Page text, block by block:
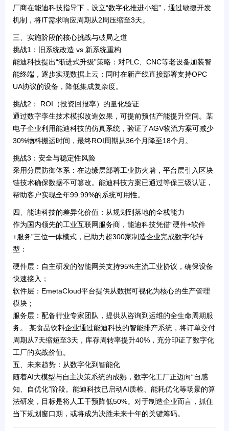
厂商在能迪科技指导下，设立“数字化推进小组”，通过敏捷开发
机制，将IT需求响应周期从2周压缩至3天。
三、实施阶段的核心挑战与破局之道
挑战1：旧系统改造 vs 新系统重构
能迪科技提出“渐进式升级”策略：对PLC、CNC等老设备加装智
能终端，逐步实现数据上云；同时在新产线直接部署支持OPC
UA协议的设备，降低集成复杂度。
挑战2： ROI（投资回报率）的量化验证
通过数字孪生技术模拟改造效果，可提前预估产能提升空间。某
电子企业利用能迪科技的仿真系统，验证了AGV物流方案可减少
30%物料搬运时间，最终ROI周期从36个月降至18个月。
挑战3：安全与稳定性风险
采用分层防御体系 ：在边缘层部署工业防火墙，平台层引入区块
链技术确保数据不可篡改。能迪科技方案已通过等保三级认证，
帮助客户实现全年99.99%的系统可用性。
四、能迪科技的差异化价值：从规划到落地的全栈能力
作为国内领先的工业互联网服务商，能迪科技凭借“硬件+软件
+服务”三位一体模式，已助力超300家制造企业完成数字化转
型：
硬件层 ：自主研发的智能网关支持95%主流工业协议，确保设备
快速接入；
软件层 ：EmetaCloud平台提供从数据可视化为核心的生产管理
模块；
服务层 ：配备行业专家团队，提供从咨询到运维的全生命周期服
务。 某食品饮料企业通过能迪科技的智能排产系统 ，将订单交付
周期从7天缩短至3天，库存周转率提升40%，充分印证了数字化
工厂的实战价值。
五、未来趋势：从数字化到智能化
随着AI大模型与自主决策系统的成熟，数字化工厂正迈向“自感
知、自优化”阶段。能迪科技已启动AI质检、能耗优化等场景的算
法研发，目标是将人工干预降低50%。对于制造企业而言，抓住
当下规划窗口期，或将成为决胜未来十年的关键筹码。